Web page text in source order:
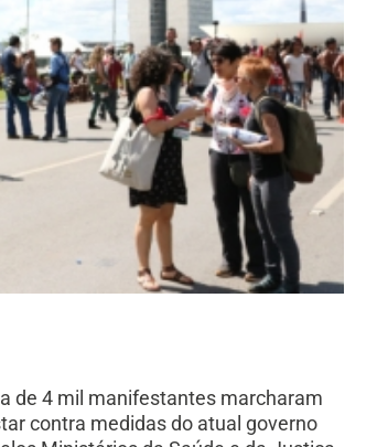
de 4 mil manifestantes marcharam
contra medidas do atual governo